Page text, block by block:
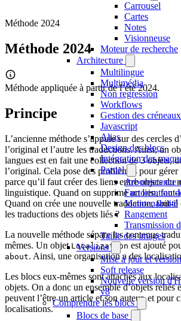
Carrousel
Cartes
Notes
Visionneuse
Moteur de recherche
Architecture
Multilingue
Multimédia
Non regression
Workflows
Gestion des
Javascript
Alias
Design des blocs
Intégration des
Partiel
Arborescence
Factorisation
Maintenabilité
Rangement
Transmission
Taille des images
Versions
Mise à jour et
Soft release
Nouvelle version
v8
Comprendre les blocs
Blocs de base
Méthode 2024
Méthode 2024
Méthode appliquée à partir de l’été 2024.
Principe
L’ancienne méthode s’appuie sur des cercles
l’original et l’autre les traductions. Ainsi, un
langues est en fait une collection de 3 objets,
l’original. Cela pose des problèmes pour gérer
parce qu’il faut créer des liens entre objets du
linguistique. Quand on supprime un lien,
Quand on crée une nouvelle traduction, faut-il
les traductions des objets liés ?
La nouvelle méthode sépare les contenus
mêmes. Un objet Localization est ajouté
about. Ainsi, une organisation a des
Les blocs eux-mêmes sont attachés aux
objets. On a donc un ensemble d’objets reliés
peuvent l’être un article et son auteur, et pour
localisations.